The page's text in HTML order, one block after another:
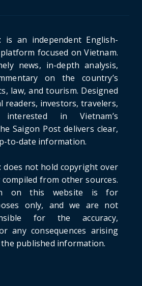
An Analysi...
June 21, 2026
HOTNEWS
of the Cooling-off Period
in Timeshare...
June 21, 2026
HOTNEWS
Lê Minh Hưng’s Visit to
A New Step Fo...
HOTNEWS
Handle Acts of Using
Software, C...
June 21, 2026
is an independent English-
focused on Vietnam.
news, in-depth analysis,
on the country’s
law, and tourism. Designed
investors, travelers,
in Vietnam’s
Saigon Post delivers clear,
to-date information.
does not hold copyright over
from other sources.
on this website is for
only, and we are not
for the accuracy,
any consequences arising
published information.